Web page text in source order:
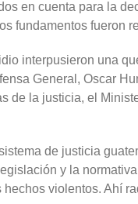
en cuenta para la
fundamentos fueron
interpusieron una
General, Oscar
de la justicia, el
de justicia
y la
violentos. Ahí